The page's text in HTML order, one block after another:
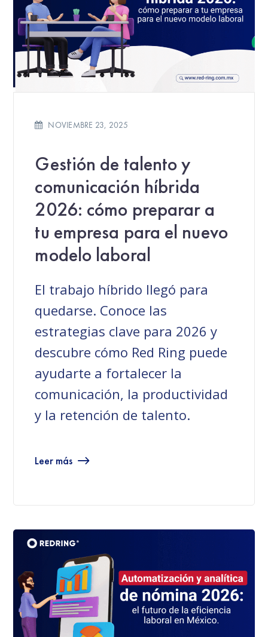
NOVIEMBRE 23, 2025
Gestión de talento y
comunicación híbrida
2026: cómo preparar a
tu empresa para el nuevo
modelo laboral
El trabajo híbrido llegó para
quedarse. Conoce las
estrategias clave para 2026 y
descubre cómo Red Ring puede
ayudarte a fortalecer la
comunicación, la productividad
y la retención de talento.
Leer más